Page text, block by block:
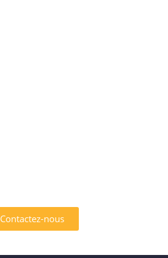
Contactez-nous